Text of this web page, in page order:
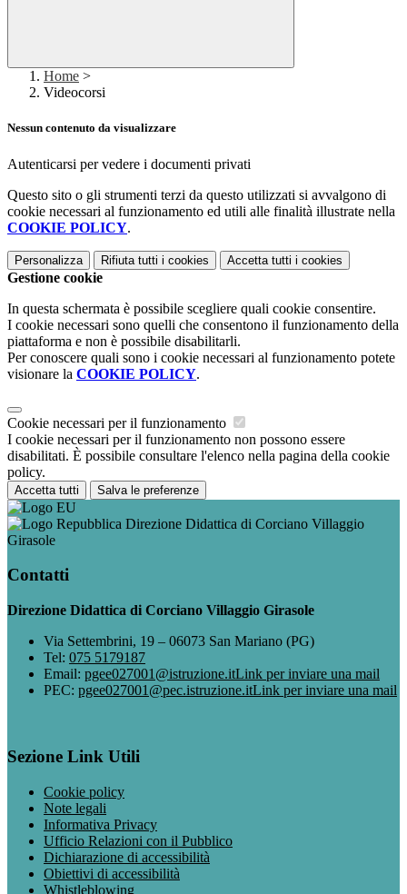
Home >
Videocorsi
Nessun contenuto da visualizzare
Autenticarsi per vedere i documenti privati
Questo sito o gli strumenti terzi da questo utilizzati si avvalgono di
cookie necessari al funzionamento ed utili alle finalità illustrate nella
COOKIE POLICY.
Personalizza Rifiuta tutti i cookies Accetta tutti i cookies
Gestione cookie
In questa schermata è possibile scegliere quali cookie consentire.
I cookie necessari sono quelli che consentono il funzionamento della
piattaforma e non è possibile disabilitarli.
Per conoscere quali sono i cookie necessari al funzionamento potete
visionare la COOKIE POLICY.
Cookie necessari per il funzionamento
I cookie necessari per il funzionamento non possono essere
disabilitati. È possibile consultare l'elenco nella pagina della cookie
policy.
Accetta tutti Salva le preferenze
Direzione Didattica di Corciano Villaggio
Girasole
Contatti
Direzione Didattica di Corciano Villaggio Girasole
Via Settembrini, 19 – 06073 San Mariano (PG)
Tel: 075 5179187
Email: pgee027001@istruzione.itLink per inviare una mail
PEC: pgee027001@pec.istruzione.itLink per inviare una mail
Sezione Link Utili
Cookie policy
Note legali
Informativa Privacy
Ufficio Relazioni con il Pubblico
Dichiarazione di accessibilità
Obiettivi di accessibilità
Whistleblowing